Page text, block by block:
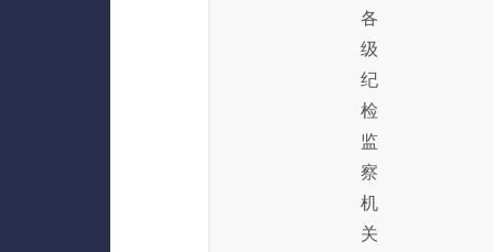
各
级
纪
检
监
察
机
关